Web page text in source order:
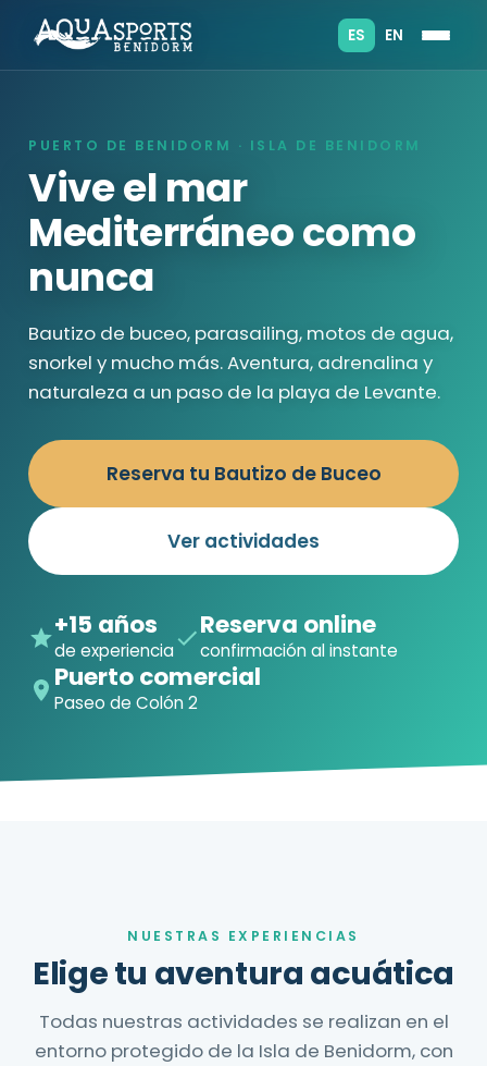
ES EN
PUERTO DE BENIDORM · ISLA DE BENIDORM
Vive el mar
Mediterráneo como
nunca
Bautizo de buceo, parasailing, motos de agua,
snorkel y mucho más. Aventura, adrenalina y
naturaleza a un paso de la playa de Levante.
Reserva tu Bautizo de Buceo
Ver actividades
+15 años
de experiencia
Reserva online
confirmación al instante
Puerto comercial
Paseo de Colón 2
NUESTRAS EXPERIENCIAS
Elige tu aventura acuática
Todas nuestras actividades se realizan en el
entorno protegido de la Isla de Benidorm, con